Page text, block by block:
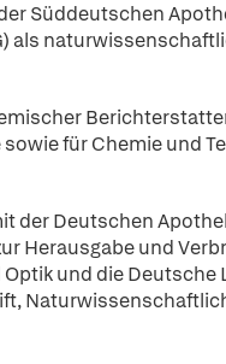
Süddeutschen
als
für Chemie und
der Deutschen
Herausgabe und
und die